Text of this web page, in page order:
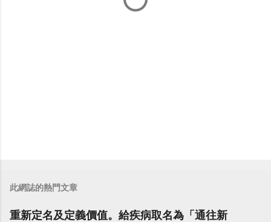
此網誌的熱門文章
重新定名及定義價值。給疾病取名為「通往新